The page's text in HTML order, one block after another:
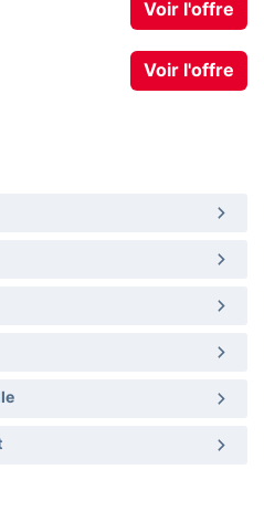
Voir l'offre
Voir l'offre